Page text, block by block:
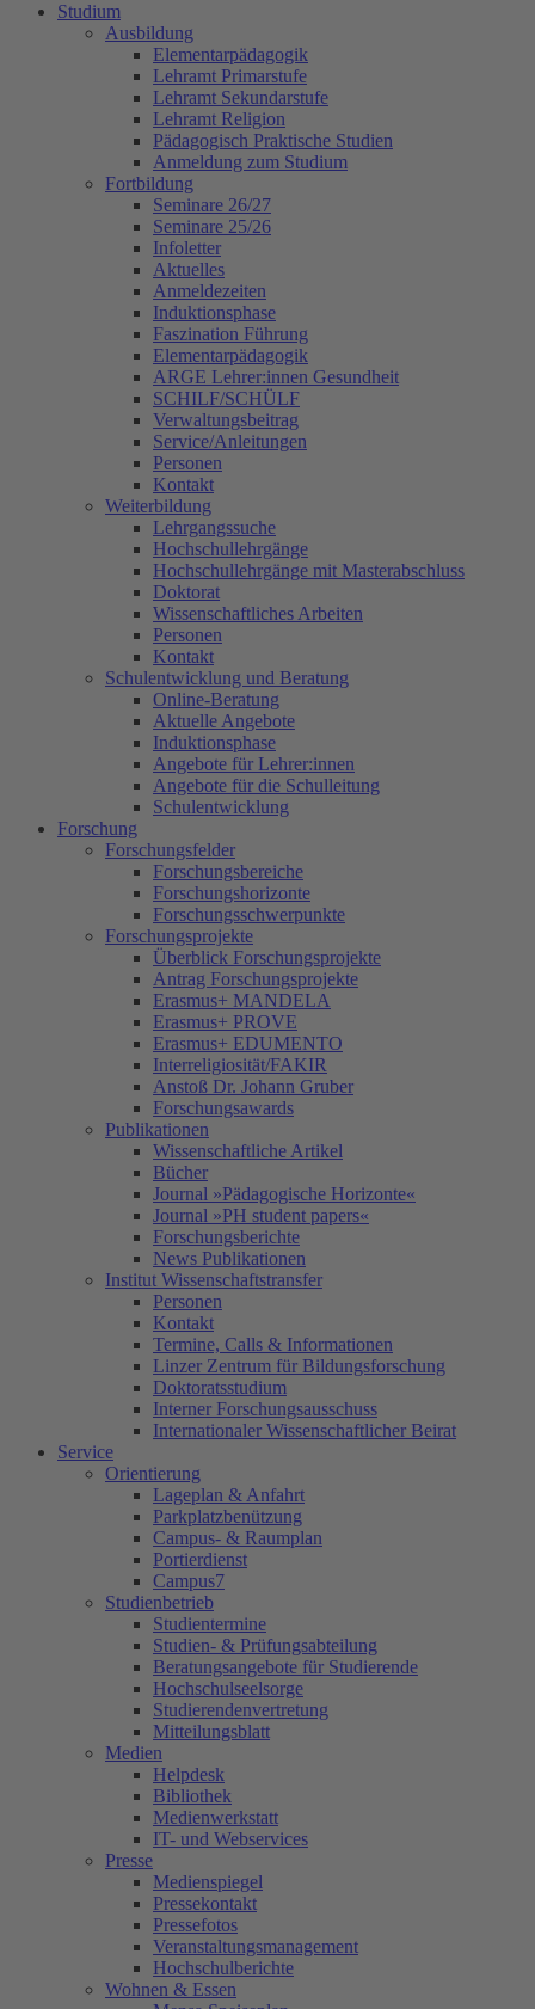
Studium
Ausbildung
Elementarpädagogik
Lehramt Primarstufe
Lehramt Sekundarstufe
Lehramt Religion
Pädagogisch Praktische Studien
Anmeldung zum Studium
Fortbildung
Seminare 26/27
Seminare 25/26
Infoletter
Aktuelles
Anmeldezeiten
Induktionsphase
Faszination Führung
Elementarpädagogik
ARGE Lehrer:innen Gesundheit
SCHILF/SCHÜLF
Verwaltungsbeitrag
Service/Anleitungen
Personen
Kontakt
Weiterbildung
Lehrgangssuche
Hochschullehrgänge
Hochschullehrgänge mit Masterabschluss
Doktorat
Wissenschaftliches Arbeiten
Personen
Kontakt
Schulentwicklung und Beratung
Online-Beratung
Aktuelle Angebote
Induktionsphase
Angebote für Lehrer:innen
Angebote für die Schulleitung
Schulentwicklung
Forschung
Forschungsfelder
Forschungsbereiche
Forschungshorizonte
Forschungsschwerpunkte
Forschungsprojekte
Überblick Forschungsprojekte
Antrag Forschungsprojekte
Erasmus+ MANDELA
Erasmus+ PROVE
Erasmus+ EDUMENTO
Interreligiosität/FAKIR
Anstoß Dr. Johann Gruber
Forschungsawards
Publikationen
Wissenschaftliche Artikel
Bücher
Journal »Pädagogische Horizonte«
Journal »PH student papers«
Forschungsberichte
News Publikationen
Institut Wissenschaftstransfer
Personen
Kontakt
Termine, Calls & Informationen
Linzer Zentrum für Bildungsforschung
Doktoratsstudium
Interner Forschungsausschuss
Internationaler Wissenschaftlicher Beirat
Service
Orientierung
Lageplan & Anfahrt
Parkplatzbenützung
Campus- & Raumplan
Portierdienst
Campus7
Studienbetrieb
Studientermine
Studien- & Prüfungsabteilung
Beratungsangebote für Studierende
Hochschulseelsorge
Studierendenvertretung
Mitteilungsblatt
Medien
Helpdesk
Bibliothek
Medienwerkstatt
IT- und Webservices
Presse
Medienspiegel
Pressekontakt
Pressefotos
Veranstaltungsmanagement
Hochschulberichte
Wohnen & Essen